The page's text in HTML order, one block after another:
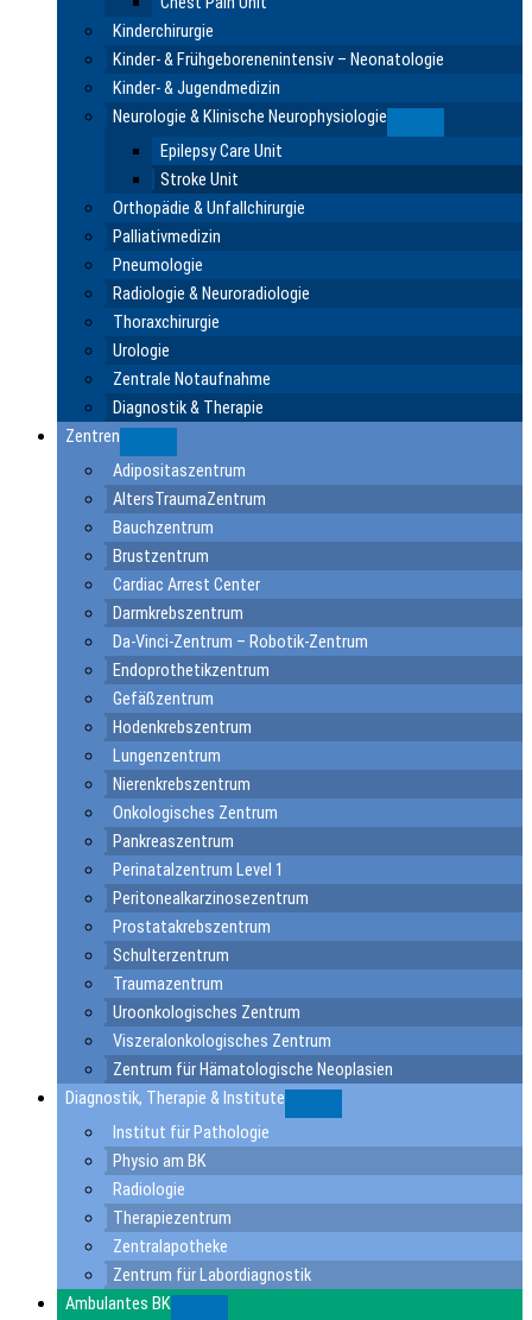
Kinderchirurgie
Kinder- & Frühgeborenenintensiv – Neonatologie
Kinder- & Jugendmedizin
Neurologie & Klinische Neurophysiologie
Epilepsy Care Unit
Stroke Unit
Orthopädie & Unfallchirurgie
Palliativmedizin
Pneumologie
Radiologie & Neuroradiologie
Thoraxchirurgie
Urologie
Zentrale Notaufnahme
Diagnostik & Therapie
Zentren
Adipositaszentrum
AltersTraumaZentrum
Bauchzentrum
Brustzentrum
Cardiac Arrest Center
Darmkrebszentrum
Da-Vinci-Zentrum – Robotik-Zentrum
Endoprothetikzentrum
Gefäßzentrum
Hodenkrebszentrum
Lungenzentrum
Nierenkrebszentrum
Onkologisches Zentrum
Pankreaszentrum
Perinatalzentrum Level 1
Peritonealkarzinosezentrum
Prostatakrebszentrum
Schulterzentrum
Traumazentrum
Uroonkologisches Zentrum
Viszeralonkologisches Zentrum
Zentrum für Hämatologische Neoplasien
Diagnostik, Therapie & Institute
Institut für Pathologie
Physio am BK
Radiologie
Therapiezentrum
Zentralapotheke
Zentrum für Labordiagnostik
Ambulantes BK